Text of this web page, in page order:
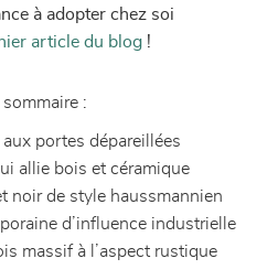
à adopter chez soi
article du blog!
:
aux portes dépareillées
allie bois et céramique
noir de style haussmannien
d’influence industrielle
massif à l’aspect rustique